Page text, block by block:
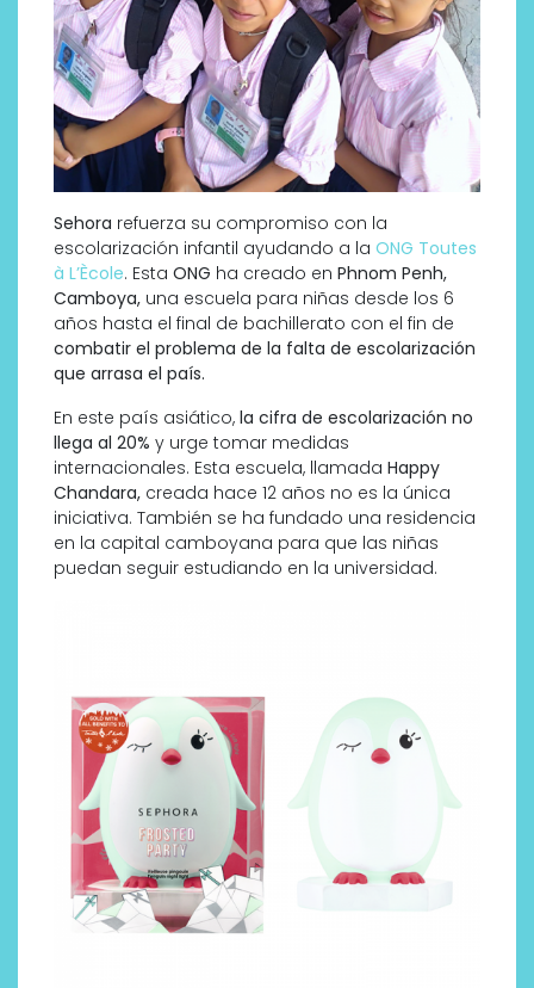
Sehora refuerza su compromiso con la
escolarización infantil ayudando a la ONG Toutes
à L’Ècole. Esta ONG ha creado en Phnom Penh,
Camboya, una escuela para niñas desde los 6
años hasta el final de bachillerato con el fin de
combatir el problema de la falta de escolarización
que arrasa el país.
En este país asiático, la cifra de escolarización no
llega al 20% y urge tomar medidas
internacionales. Esta escuela, llamada Happy
Chandara, creada hace 12 años no es la única
iniciativa. También se ha fundado una residencia
en la capital camboyana para que las niñas
puedan seguir estudiando en la universidad.